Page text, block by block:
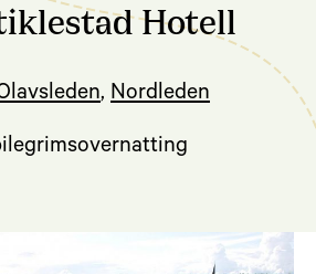
Hotell
, Nordleden